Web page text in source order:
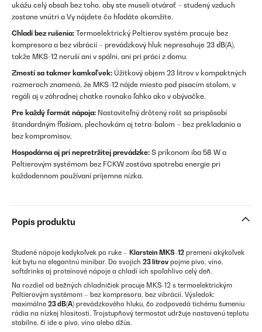
ukážu celý obsah bez toho, aby ste museli otvárať – studený vzduch
zostane vnútri a Vy nájdete čo hľadáte okamžite.
Chladí bez rušenia: Termoelektrický Peltierov systém pracuje bez
kompresora a bez vibrácií – prevádzkový hluk nepresahuje 23 dB(A),
takže MKS-12 neruší ani v spálni, ani pri práci z domu.
Zmestí sa takmer kamkoľvek: Úžitkový objem 23 litrov v kompaktných
rozmeroch znamená, že MKS-12 nájde miesto pod písacím stolom, v
regáli aj v záhradnej chatke rovnako ľahko ako v obývačke.
Pre každý formát nápoja: Nastaviteľný drôtený rošt sa prispôsobí
štandardným fľašiam, plechovkám aj tetra-balom – bez prekladania a
bez kompromisov.
Hospodárna aj pri nepretržitej prevádzke: S príkonom iba 58 W a
Peltierovým systémom bez FCKW zostáva spotreba energie pri
každodennom používaní príjemne nízka.
Popis produktu
Studené nápoje kedykoľvek po ruke – Klarstein MKS-12 premení akýkoľvek
kút bytu na elegantnú minibar. Do svojich 23 litrov pojme pivo, víno,
softdrinks aj proteínové nápoje a chladí ich spoľahlivo celý deň.
Na rozdiel od bežných chladničiek pracuje MKS-12 s termoelektrickým
Peltierovým systémom – bez kompresora, bez vibrácií. Výsledok:
maximálne 23 dB(A) prevádzkového hluku, čo zodpovedá tichému šumeniu
rádia na nízkej hlasitosti. Trojstupňový termostat udržuje nastavenú teplotu
stabilne, či ide o pivo, víno alebo džús.